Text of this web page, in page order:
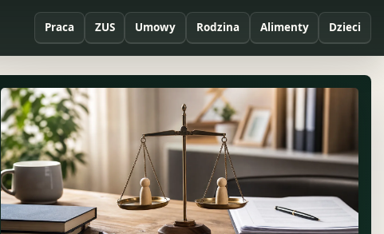
Praca ZUS Umowy Rodzina Alimenty Dzieci